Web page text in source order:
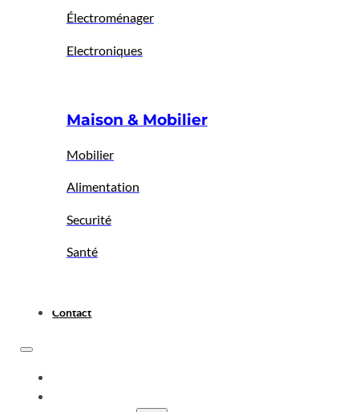
Électroménager
Electroniques
Maison & Mobilier
Mobilier
Alimentation
Securité
Santé
Contact